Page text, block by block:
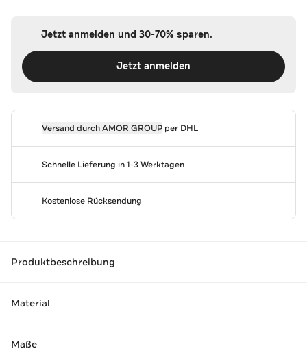
Jetzt anmelden und 30-70% sparen.
Jetzt anmelden
Versand durchAMOR GROUPper DHL
Schnelle Lieferung in 1-3 Werktagen
Kostenlose Rücksendung
Produktbeschreibung
Material
Maße